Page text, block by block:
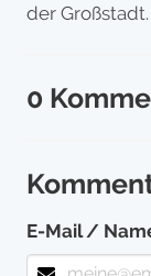
der Großstadt.
0
E-Mail /